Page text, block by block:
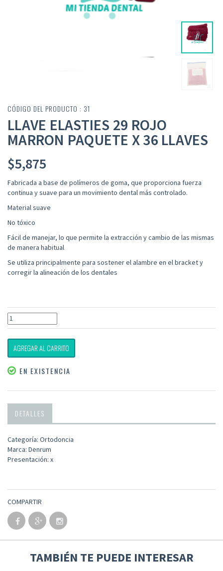
CÓDIGO DEL PRODUCTO : 31
LLAVE ELASTIES 29 ROJO
MARRON PAQUETE X 36 LLAVES
$5,875
Fabricada a base de polímeros de goma, que proporciona fuerza
continua y suave para un movimiento dental más controlado.
Material suave
No tóxico
Fácil de manejar, lo que permite la extracción y cambio de las mismas
de manera habitual
Se utiliza principalmente para sostener el alambre en el bracket y
corregir la alineación de los dentales
AGREGAR AL CARRITO
EN EXISTENCIA
DETALLES
Categoría: Ortodoncia
Marca: Denrum
Presentación: x
COMPARTIR
TAMBIÉN TE PUEDE INTERESAR